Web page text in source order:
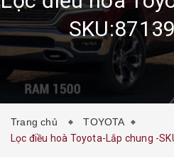
HỖ TRỢ SETUP GARA
Trang chủ
TOYOTA
Lọc điều hoà Toyota-Lắp chung -